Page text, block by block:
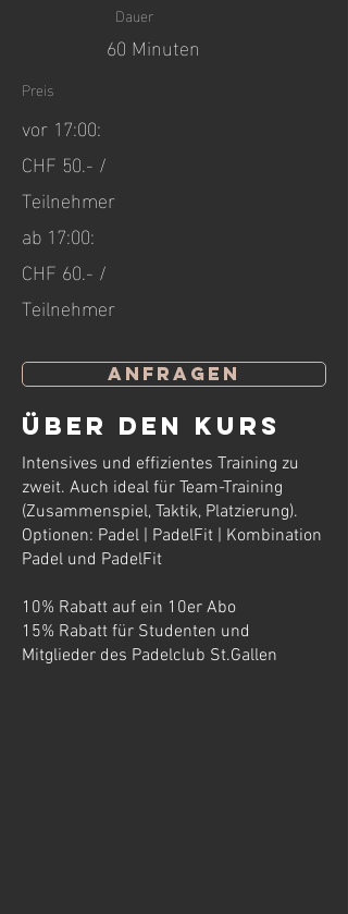
Dauer
60 Minuten
Preis
vor 17:00:
CHF 50.- /
Teilnehmer
ab 17:00:
CHF 60.- /
Teilnehmer
Anfragen
Über den Kurs
Intensives und effizientes Training zu
zweit. Auch ideal für Team-Training
(Zusammenspiel, Taktik, Platzierung).
Optionen: Padel | PadelFit | Kombination
Padel und PadelFit
10% Rabatt auf ein 10er Abo
15% Rabatt für Studenten und
Mitglieder des Padelclub St.Gallen